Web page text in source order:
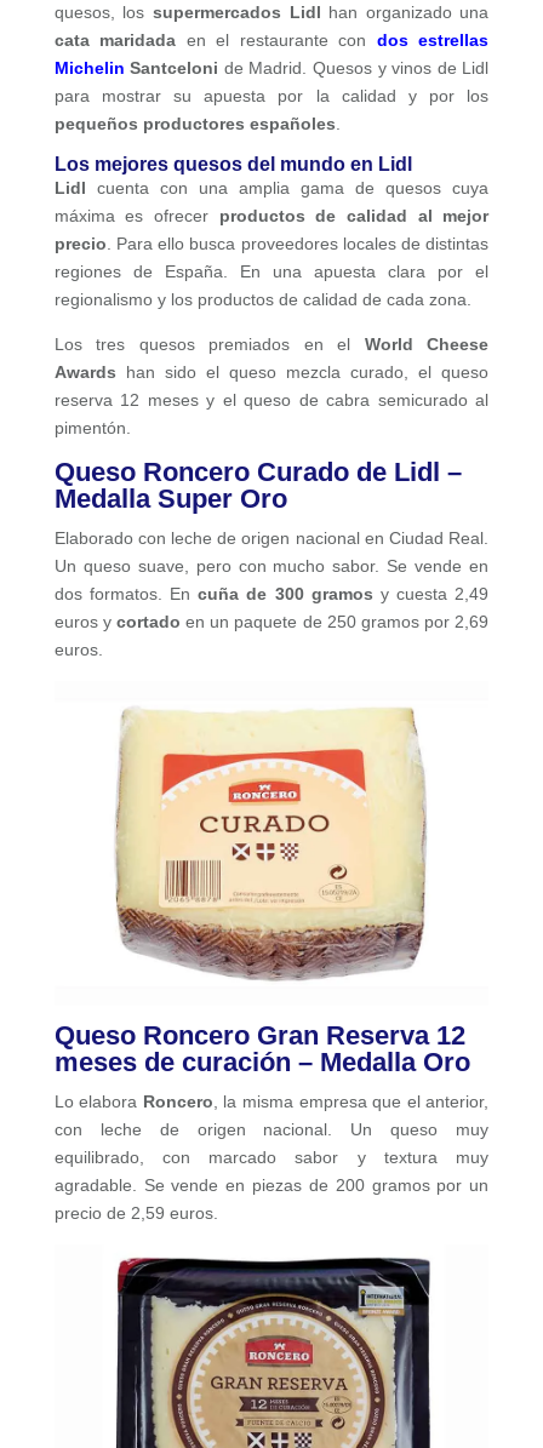
quesos, los supermercados Lidl han organizado una
cata maridada en el restaurante con dos estrellas
Michelin Santceloni de Madrid. Quesos y vinos de Lidl
para mostrar su apuesta por la calidad y por los
pequeños productores españoles
Los mejores quesos del mundo en Lidl
Lidl cuenta con una amplia gama de quesos cuya
máxima es ofrecer productos de calidad al mejor
precio . Para ello busca proveedores locales de distintas
regiones de España. En una apuesta clara por el
regionalismo y los productos de calidad de cada zona.
Los tres quesos premiados en el World Cheese
Awards han sido el queso mezcla curado, el queso
reserva 12 meses y el queso de cabra semicurado al
pimentón.
Queso Roncero Curado de Lidl –
Medalla Super Oro
Elaborado con leche de origen nacional en Ciudad Real.
Un queso suave, pero con mucho sabor. Se vende en
dos formatos. Encuña de 300 gramos y cuesta 2,49
euros ycortado en un paquete de 250 gramos por 2,69
euros.
Queso Roncero Gran Reserva 12
meses de curación – Medalla Oro
Lo elabora Roncero, la misma empresa que el anterior,
con leche de origen nacional. Un queso muy
equilibrado, con marcado sabor y textura muy
agradable. Se vende en piezas de 200 gramos por un
precio de 2,59 euros.